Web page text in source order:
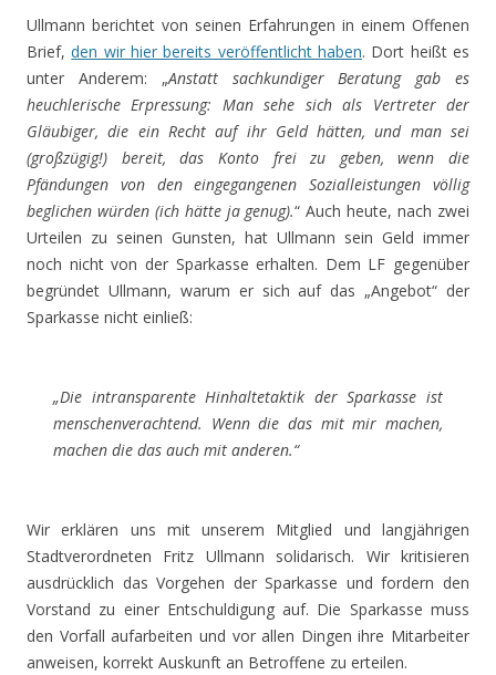
Ullmann berichtet von seinen Erfahrungen in einem Offenen
Brief,den wir hier bereits veröffentlicht haben. Dort heißt es
unter Anderem: „Anstatt sachkundiger Beratung gab es
heuchlerische Erpressung: Man sehe sich als Vertreter der
Gläubiger, die ein Recht auf ihr Geld hätten, und man sei
(großzügig!) bereit, das Konto frei zu geben, wenn die
Pfändungen von den eingegangenen Sozialleistungen völlig
beglichen würden (ich hätte ja genug).“ Auch heute, nach zwei
Urteilen zu seinen Gunsten, hat Ullmann sein Geld immer
noch nicht von der Sparkasse erhalten. Dem LF gegenüber
begründet Ullmann, warum er sich auf das „Angebot“ der
Sparkasse nicht einließ:
„Die intransparente Hinhaltetaktik der Sparkasse ist
menschenverachtend. Wenn die das mit mir machen,
machen die das auch mit anderen.“
Wir erklären uns mit unserem Mitglied und langjährigen
Stadtverordneten Fritz Ullmann solidarisch. Wir kritisieren
ausdrücklich das Vorgehen der Sparkasse und fordern den
Vorstand zu einer Entschuldigung auf. Die Sparkasse muss
den Vorfall aufarbeiten und vor allen Dingen ihre Mitarbeiter
anweisen, korrekt Auskunft an Betroffene zu erteilen.